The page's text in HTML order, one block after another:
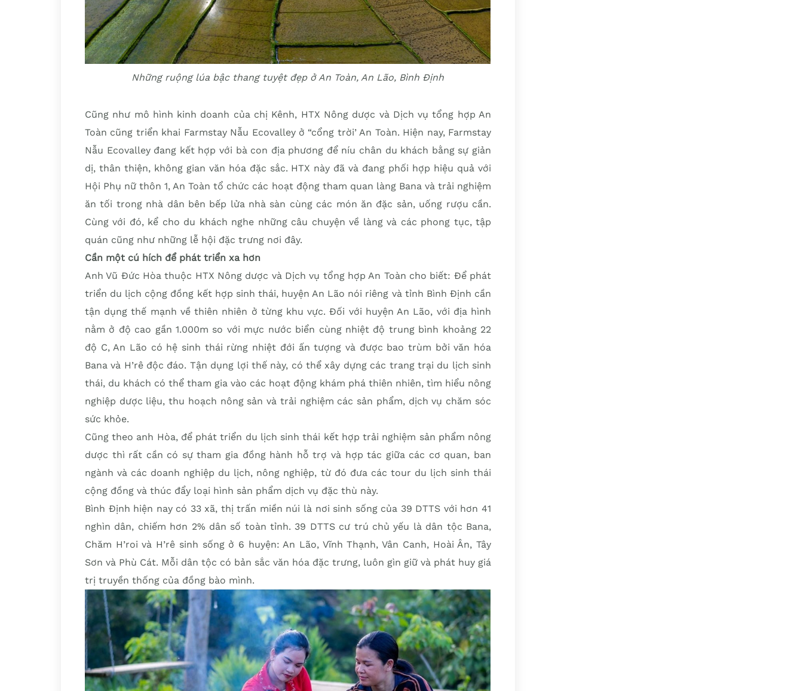
Những ruộng lúa bậc thang tuyệt đẹp ở An Toàn, An Lão, Bình Định
Cũng như mô hình kinh doanh của chị Kênh, HTX Nông dược và Dịch vụ tổng hợp An
Toàn cũng triển khai Farmstay Nẫu Ecovalley ở “cổng trời’ An Toàn. Hiện nay, Farmstay
Nẫu Ecovalley đang kết hợp với bà con địa phương để níu chân du khách bằng sự giản
dị, thân thiện, không gian văn hóa đặc sắc. HTX này đã và đang phối hợp hiệu quả với
Hội Phụ nữ thôn 1, An Toàn tổ chức các hoạt động tham quan làng Bana và trải nghiệm
ăn tối trong nhà dân bên bếp lửa nhà sàn cùng các món ăn đặc sản, uống rượu cần.
Cùng với đó, kể cho du khách nghe những câu chuyện về làng và các phong tục, tập
quán cũng như những lễ hội đặc trưng nơi đây.
Cần một cú hích để phát triển xa hơn
Anh Vũ Đức Hòa thuộc HTX Nông dược và Dịch vụ tổng hợp An Toàn cho biết: Để phát
triển du lịch cộng đồng kết hợp sinh thái, huyện An Lão nói riêng và tỉnh Bình Định cần
tận dụng thế mạnh về thiên nhiên ở từng khu vực. Đối với huyện An Lão, với địa hình
nằm ở độ cao gần 1.000m so với mực nước biển cùng nhiệt độ trung bình khoảng 22
độ C, An Lão có hệ sinh thái rừng nhiệt đới ấn tượng và được bao trùm bởi văn hóa
Bana và H’rê độc đáo. Tận dụng lợi thế này, có thể xây dựng các trang trại du lịch sinh
thái, du khách có thể tham gia vào các hoạt động khám phá thiên nhiên, tìm hiểu nông
nghiệp dược liệu, thu hoạch nông sản và trải nghiệm các sản phẩm, dịch vụ chăm sóc
sức khỏe.
Cũng theo anh Hòa, để phát triển du lịch sinh thái kết hợp trải nghiệm sản phẩm nông
dược thì rất cần có sự tham gia đồng hành hỗ trợ và hợp tác giữa các cơ quan, ban
ngành và các doanh nghiệp du lịch, nông nghiệp, từ đó đưa các tour du lịch sinh thái
cộng đồng và thúc đẩy loại hình sản phẩm dịch vụ đặc thù này.
Bình Định hiện nay có 33 xã, thị trấn miền núi là nơi sinh sống của 39 DTTS với hơn 41
nghìn dân, chiếm hơn 2% dân số toàn tỉnh. 39 DTTS cư trú chủ yếu là dân tộc Bana,
Chăm H’roi và H’rê sinh sống ở 6 huyện: An Lão, Vĩnh Thạnh, Vân Canh, Hoài Ân, Tây
Sơn và Phù Cát. Mỗi dân tộc có bản sắc văn hóa đặc trưng, luôn gìn giữ và phát huy giá
trị truyền thống của đồng bào mình.